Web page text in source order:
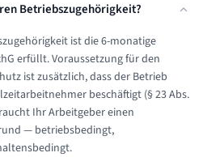
Betriebszugehörigkeit?
ist die 6-monatige
erfüllt. Voraussetzung für den
ist zusätzlich, dass der Betrieb
beschäftigt (§ 23 Abs.
Ihr Arbeitgeber einen
— betriebsbedingt,